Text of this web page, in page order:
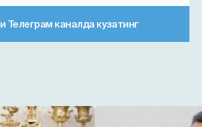
Телеграм каналда кузатинг